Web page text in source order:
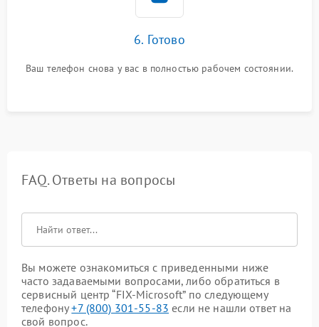
6. Готово
Ваш телефон снова у вас в полностью рабочем состоянии.
FAQ. Ответы на вопросы
Вы можете ознакомиться с приведенными ниже
часто задаваемыми вопросами, либо обратиться в
сервисный центр “FIX-Microsoft” по следующему
телефону+7 (800) 301-55-83 если не нашли ответ на
свой вопрос.